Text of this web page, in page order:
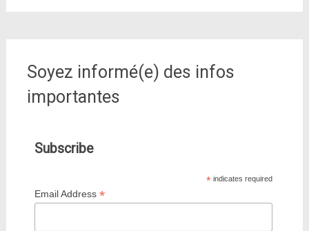
Soyez informé(e) des infos
importantes
Subscribe
*indicates required
Email Address*